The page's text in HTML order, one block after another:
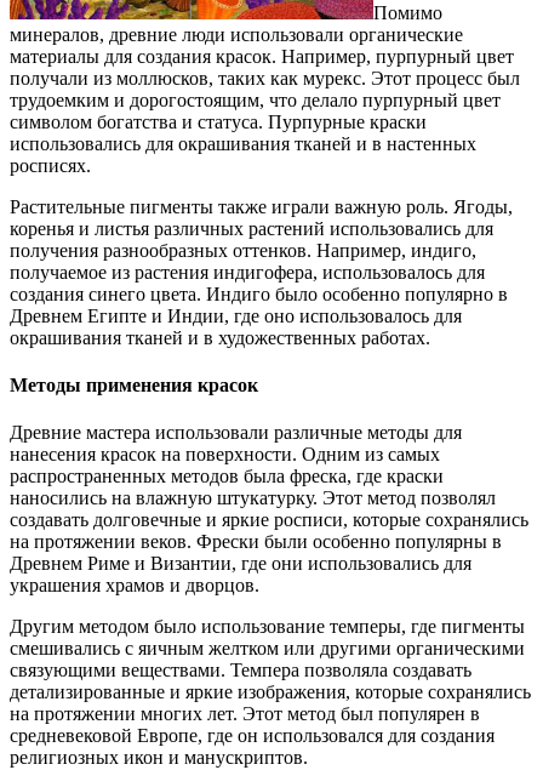
Помимо
минералов, древние люди использовали органические
материалы для создания красок. Например, пурпурный цвет
получали из моллюсков, таких как мурекс. Этот процесс был
трудоемким и дорогостоящим, что делало пурпурный цвет
символом богатства и статуса. Пурпурные краски
использовались для окрашивания тканей и в настенных
росписях.
Растительные пигменты также играли важную роль. Ягоды,
коренья и листья различных растений использовались для
получения разнообразных оттенков. Например, индиго,
получаемое из растения индигофера, использовалось для
создания синего цвета. Индиго было особенно популярно в
Древнем Египте и Индии, где оно использовалось для
окрашивания тканей и в художественных работах.
Методы применения красок
Древние мастера использовали различные методы для
нанесения красок на поверхности. Одним из самых
распространенных методов была фреска, где краски
наносились на влажную штукатурку. Этот метод позволял
создавать долговечные и яркие росписи, которые сохранялись
на протяжении веков. Фрески были особенно популярны в
Древнем Риме и Византии, где они использовались для
украшения храмов и дворцов.
Другим методом было использование темперы, где пигменты
смешивались с яичным желтком или другими органическими
связующими веществами. Темпера позволяла создавать
детализированные и яркие изображения, которые сохранялись
на протяжении многих лет. Этот метод был популярен в
средневековой Европе, где он использовался для создания
религиозных икон и манускриптов.